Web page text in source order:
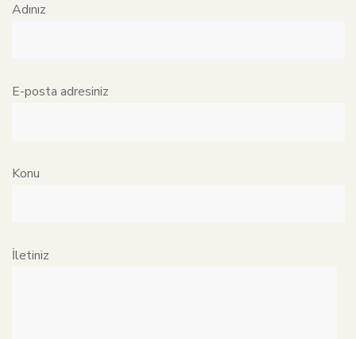
Adınız
E-posta adresiniz
Konu
İletiniz